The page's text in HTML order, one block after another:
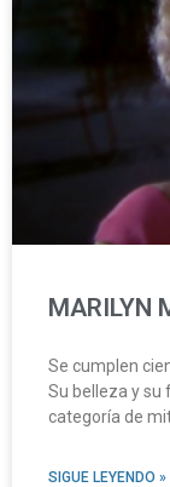
MARILYN
Se cumplen
Su belleza y su
categoría de
SIGUE LEYENDO »